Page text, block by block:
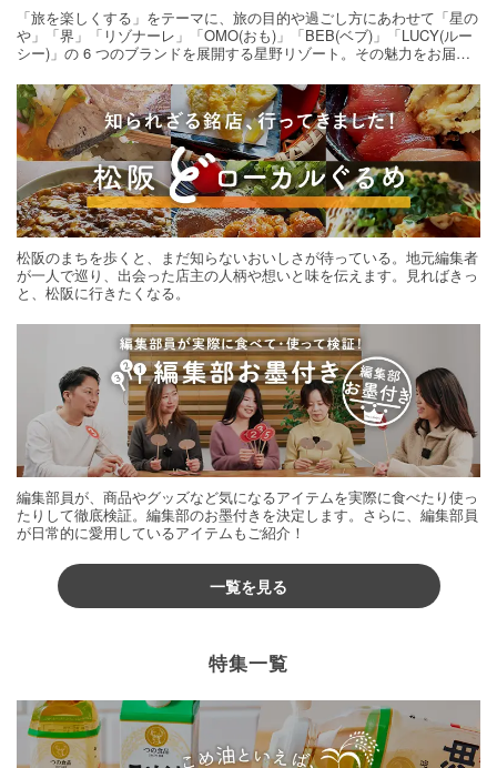
「旅を楽しくする」をテーマに、旅の目的や過ごし方にあわせて「星の
や」「界」「リゾナーレ」「OMO(おも)」「BEB(ベブ)」「LUCY(ルー
シー)」の 6 つのブランドを展開する星野リゾート。その魅力をお届け
松阪のまちを歩くと、まだ知らないおいしさが待っている。地元編集者
が一人で巡り、出会った店主の人柄や想いと味を伝えます。見ればきっ
と、松阪に行きたくなる。
編集部員が、商品やグッズなど気になるアイテムを実際に食べたり使っ
たりして徹底検証。編集部のお墨付きを決定します。さらに、編集部員
が日常的に愛用しているアイテムもご紹介！
一覧を見る
特集一覧